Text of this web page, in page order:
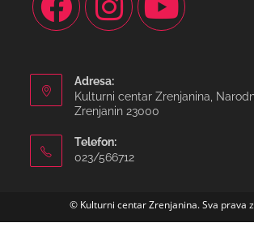
Adresa:
Kulturni centar Zrenjanina,
Zrenjanin 23000
Telefon:
023/566712
© Kulturni centar Zrenjanina. Sva prava